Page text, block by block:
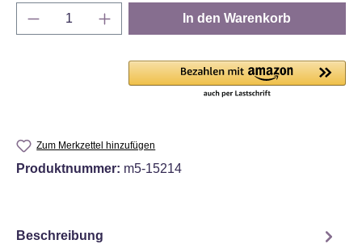
Produkt Anzahl: Gib den gewünschten
In den Warenkorb
Zum Merkzettel hinzufügen
Produktnummer: m5-15214
Beschreibung